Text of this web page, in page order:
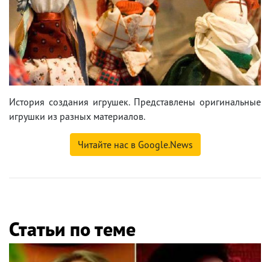
История создания игрушек. Представлены оригинальные
игрушки из разных материалов.
Читайте нас в Google.News
Статьи по теме